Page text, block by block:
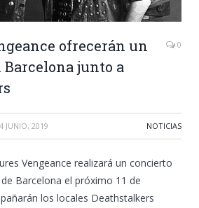
ofrecerán un
junto a
0
JUNIO, 2019 NOTICIAS
Vengeance realizará un concierto
Barcelona el próximo 11 de
los locales Deathstalkers